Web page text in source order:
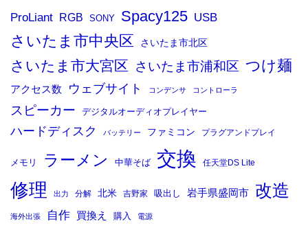
ProLiant RGB SONY Spacy125 USB
さいたま市中央区 さいたま市北区
さいたま市大宮区 さいたま市浦和区 つけ麺
アクセス数 ウェブサイト コンデンサ コントローラ
スピーカー デジタルオーディオプレイヤー
ハードディスク バッテリー ファミコン プラグアンドプレイ
メモリ ラーメン 中華そば 交換 任天堂DS Lite
修理 出力 分解 北米 吉野家 吸出し 岩手県盛岡市 改造
海外出張 自作 買換え 購入 電源